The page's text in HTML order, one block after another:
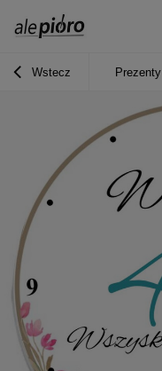
Wstecz Prezenty